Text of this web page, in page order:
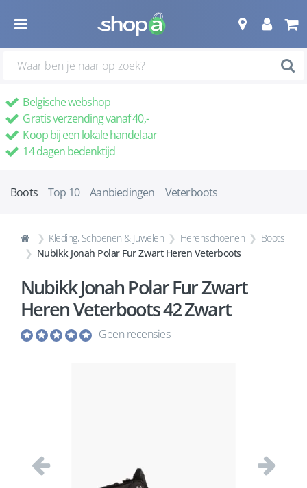
Belgische webshop
Gratis verzending vanaf 40,-
Koop bij een lokale handelaar
14 dagen bedenktijd
Boots Top 10 Aanbiedingen Veterboots
Kleding, Schoenen & Juwelen Herenschoenen
Boots
Nubikk Jonah Polar Fur Zwart Heren Veterboots
Nubikk Jonah Polar Fur Zwart
Heren Veterboots 42 Zwart
Geen recensies
Vorige